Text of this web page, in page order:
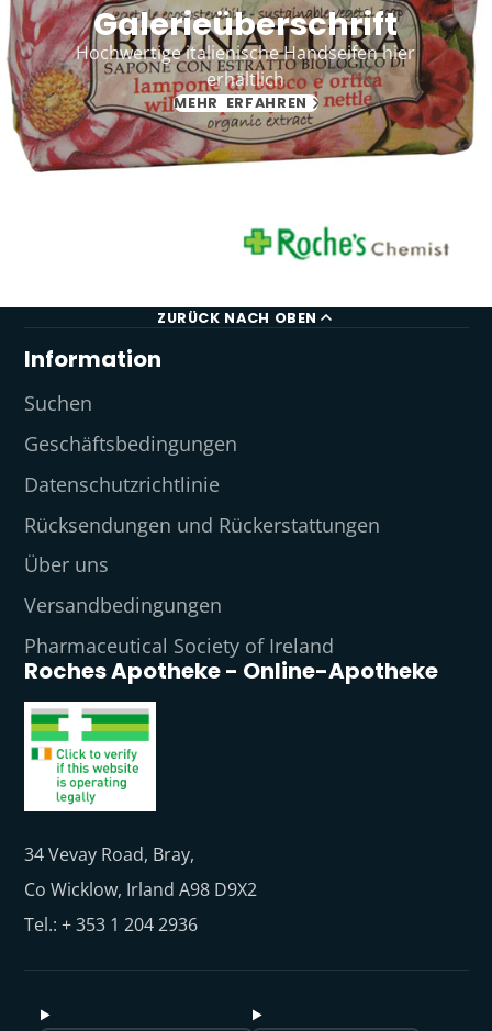
Galerieüberschrift
Hochwertige italienische Handseifen hier
erhältlich
MEHR ERFAHREN
ZURÜCK NACH OBEN
Information
Suchen
Geschäftsbedingungen
Datenschutzrichtlinie
Rücksendungen und Rückerstattungen
Über uns
Versandbedingungen
Pharmaceutical Society of Ireland
Roches Apotheke - Online-Apotheke
34 Vevay Road, Bray,
Co Wicklow, Irland A98 D9X2
Tel.: + 353 1 204 2936
Hi 👋 Need help choosing